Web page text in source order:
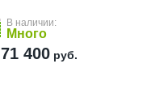
В наличии:
Много
71 400 руб.